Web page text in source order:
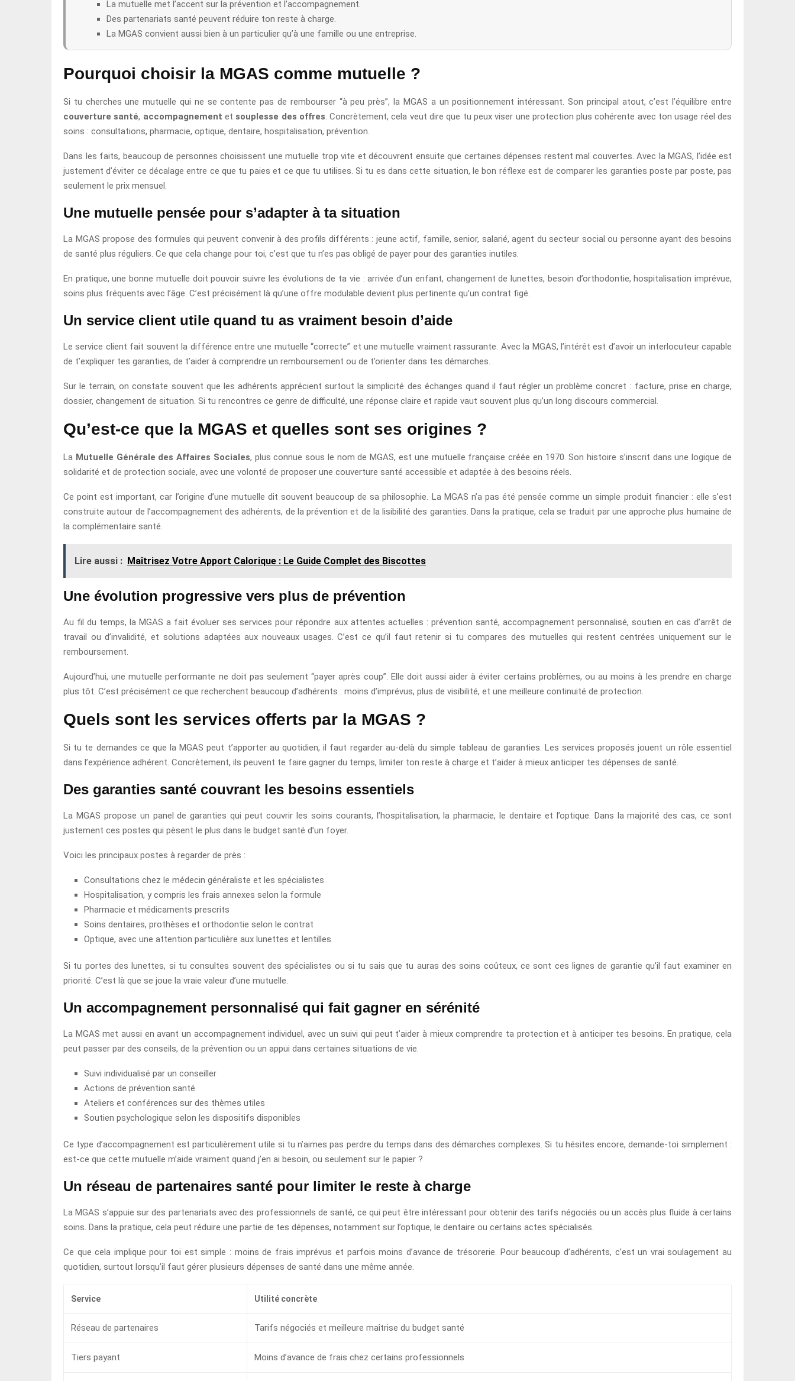
La mutuelle met l’accent sur la prévention et l’accompagnement.
Des partenariats santé peuvent réduire ton reste à charge.
La MGAS convient aussi bien à un particulier qu’à une famille ou une entreprise.
Pourquoi choisir la MGAS comme mutuelle ?
Si tu cherches une mutuelle qui ne se contente pas de rembourser “à peu près”, la MGAS a un positionnement intéressant. Son principal atout, c’est l’équilibre entre
couverture santé, accompagnement etsouplesse des offres . Concrètement, cela veut dire que tu peux viser une protection plus cohérente avec ton usage réel des
soins : consultations, pharmacie, optique, dentaire, hospitalisation, prévention.
Dans les faits, beaucoup de personnes choisissent une mutuelle trop vite et découvrent ensuite que certaines dépenses restent mal couvertes. Avec la MGAS, l’idée est
justement d’éviter ce décalage entre ce que tu paies et ce que tu utilises. Si tu es dans cette situation, le bon réflexe est de comparer les garanties poste par poste, pas
seulement le prix mensuel.
Une mutuelle pensée pour s’adapter à ta situation
La MGAS propose des formules qui peuvent convenir à des profils différents : jeune actif, famille, senior, salarié, agent du secteur social ou personne ayant des besoins
de santé plus réguliers. Ce que cela change pour toi, c’est que tu n’es pas obligé de payer pour des garanties inutiles.
En pratique, une bonne mutuelle doit pouvoir suivre les évolutions de ta vie : arrivée d’un enfant, changement de lunettes, besoin d’orthodontie, hospitalisation imprévue,
soins plus fréquents avec l’âge. C’est précisément là qu’une offre modulable devient plus pertinente qu’un contrat figé.
Un service client utile quand tu as vraiment besoin d’aide
Le service client fait souvent la différence entre une mutuelle “correcte” et une mutuelle vraiment rassurante. Avec la MGAS, l’intérêt est d’avoir un interlocuteur capable
de t’expliquer tes garanties, de t’aider à comprendre un remboursement ou de t’orienter dans tes démarches.
Sur le terrain, on constate souvent que les adhérents apprécient surtout la simplicité des échanges quand il faut régler un problème concret : facture, prise en charge,
dossier, changement de situation. Si tu rencontres ce genre de difficulté, une réponse claire et rapide vaut souvent plus qu’un long discours commercial.
Qu’est-ce que la MGAS et quelles sont ses origines ?
La Mutuelle Générale des Affaires Sociales, plus connue sous le nom de MGAS, est une mutuelle française créée en 1970. Son histoire s’inscrit dans une logique de
solidarité et de protection sociale, avec une volonté de proposer une couverture santé accessible et adaptée à des besoins réels.
Ce point est important, car l’origine d’une mutuelle dit souvent beaucoup de sa philosophie. La MGAS n’a pas été pensée comme un simple produit financier : elle s’est
construite autour de l’accompagnement des adhérents, de la prévention et de la lisibilité des garanties. Dans la pratique, cela se traduit par une approche plus humaine de
la complémentaire santé.
Lire aussi : Maîtrisez Votre Apport Calorique : Le Guide Complet des Biscottes
Une évolution progressive vers plus de prévention
Au fil du temps, la MGAS a fait évoluer ses services pour répondre aux attentes actuelles : prévention santé, accompagnement personnalisé, soutien en cas d’arrêt de
travail ou d’invalidité, et solutions adaptées aux nouveaux usages. C’est ce qu’il faut retenir si tu compares des mutuelles qui restent centrées uniquement sur le
remboursement.
Aujourd’hui, une mutuelle performante ne doit pas seulement “payer après coup”. Elle doit aussi aider à éviter certains problèmes, ou au moins à les prendre en charge
plus tôt. C’est précisément ce que recherchent beaucoup d’adhérents : moins d’imprévus, plus de visibilité, et une meilleure continuité de protection.
Quels sont les services offerts par la MGAS ?
Si tu te demandes ce que la MGAS peut t’apporter au quotidien, il faut regarder au-delà du simple tableau de garanties. Les services proposés jouent un rôle essentiel
dans l’expérience adhérent. Concrètement, ils peuvent te faire gagner du temps, limiter ton reste à charge et t’aider à mieux anticiper tes dépenses de santé.
Des garanties santé couvrant les besoins essentiels
La MGAS propose un panel de garanties qui peut couvrir les soins courants, l’hospitalisation, la pharmacie, le dentaire et l’optique. Dans la majorité des cas, ce sont
justement ces postes qui pèsent le plus dans le budget santé d’un foyer.
Voici les principaux postes à regarder de près :
Consultations chez le médecin généraliste et les spécialistes
Hospitalisation, y compris les frais annexes selon la formule
Pharmacie et médicaments prescrits
Soins dentaires, prothèses et orthodontie selon le contrat
Optique, avec une attention particulière aux lunettes et lentilles
Si tu portes des lunettes, si tu consultes souvent des spécialistes ou si tu sais que tu auras des soins coûteux, ce sont ces lignes de garantie qu’il faut examiner en
priorité. C’est là que se joue la vraie valeur d’une mutuelle.
Un accompagnement personnalisé qui fait gagner en sérénité
La MGAS met aussi en avant un accompagnement individuel, avec un suivi qui peut t’aider à mieux comprendre ta protection et à anticiper tes besoins. En pratique, cela
peut passer par des conseils, de la prévention ou un appui dans certaines situations de vie.
Suivi individualisé par un conseiller
Actions de prévention santé
Ateliers et conférences sur des thèmes utiles
Soutien psychologique selon les dispositifs disponibles
Ce type d’accompagnement est particulièrement utile si tu n’aimes pas perdre du temps dans des démarches complexes. Si tu hésites encore, demande-toi simplement :
est-ce que cette mutuelle m’aide vraiment quand j’en ai besoin, ou seulement sur le papier ?
Un réseau de partenaires santé pour limiter le reste à charge
La MGAS s’appuie sur des partenariats avec des professionnels de santé, ce qui peut être intéressant pour obtenir des tarifs négociés ou un accès plus fluide à certains
soins. Dans la pratique, cela peut réduire une partie de tes dépenses, notamment sur l’optique, le dentaire ou certains actes spécialisés.
Ce que cela implique pour toi est simple : moins de frais imprévus et parfois moins d’avance de trésorerie. Pour beaucoup d’adhérents, c’est un vrai soulagement au
quotidien, surtout lorsqu’il faut gérer plusieurs dépenses de santé dans une même année.
Service Utilité concrète
Réseau de partenaires Tarifs négociés et meilleure maîtrise du budget santé
Tiers payant Moins d’avance de frais chez certains professionnels